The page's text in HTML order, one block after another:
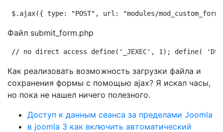
$.ajax({ type: "POST", url: "modules/
Файл submit_form.php
// no direct access define('_JEXEC', 1); define( 'DS',
Как реализовать возможность загрузки файла и
сохранения формы с помощью ajax? Я искал часы,
но пока не нашел ничего полезного.
Доступ к данным сеанса за пределами Joomla
в joomla 3 как включить автоматический